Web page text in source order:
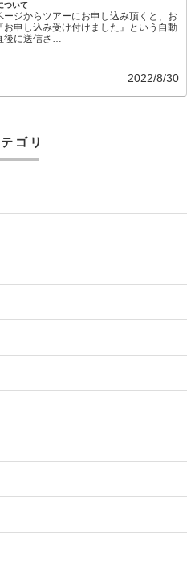
ついて
ージからツアーにお申し込み頂くと、お
お申し込み受け付けました』という自動
後に送信さ…
2022/8/30
ゴリ